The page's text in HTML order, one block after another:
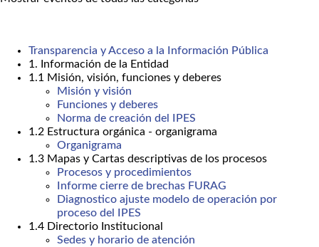
Transparencia y Acceso a la Información Pública
1. Información de la Entidad
1.1 Misión, visión, funciones y deberes
Misión y visión
Funciones y deberes
Norma de creación del IPES
1.2 Estructura orgánica - organigrama
Organigrama
1.3 Mapas y Cartas descriptivas de los procesos
Procesos y procedimientos
Informe cierre de brechas FURAG
Diagnostico ajuste modelo de operación por
proceso del IPES
1.4 Directorio Institucional
Sedes y horario de atención